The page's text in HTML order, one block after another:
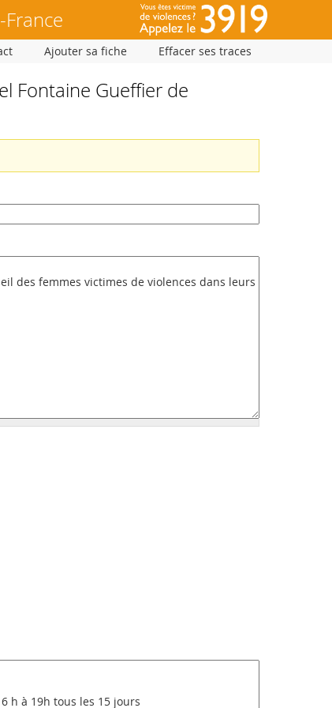
Fontaine Gueffier de
Ajouter sa fiche
Effacer ses traces